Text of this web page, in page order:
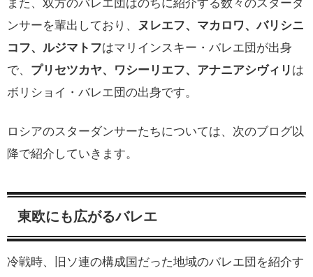
また、双方のバレエ団はのちに紹介する数々のスターダ
ンサーを輩出しており、
ヌレエフ、マカロワ、バリシニ
コフ、ルジマトフはマリインスキー・バレエ団が出身
で、 プリセツカヤ、ワシーリエフ、アナニアシヴィリ は
ボリショイ・バレエ団の出身です。
ロシアのスターダンサーたちについては、次のブログ以
降で紹介していきます。
東欧にも広がるバレエ
冷戦時、旧ソ連の構成国だった地域のバレエ団を紹介す